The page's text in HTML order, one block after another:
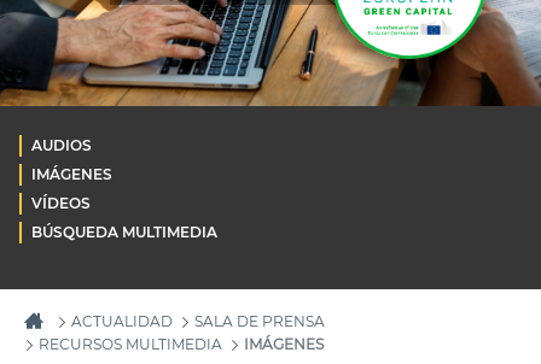
AUDIOS
IMÁGENES
VÍDEOS
BÚSQUEDA MULTIMEDIA
ACTUALIDAD
SALA DE PRENSA
RECURSOS MULTIMEDIA
IMÁGENES